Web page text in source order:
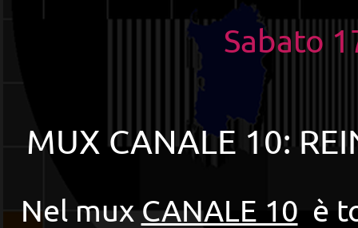
Sabato
MUX CANALE 10:
Nel muxCANALE 10 è